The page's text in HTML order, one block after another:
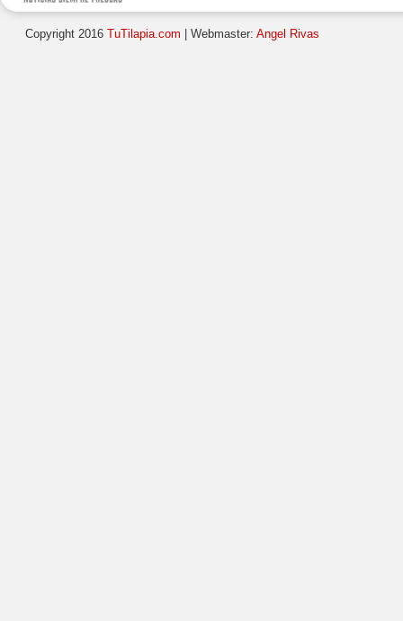
Copyright 2016 TuTilapia.com | Webmaster: Angel Rivas